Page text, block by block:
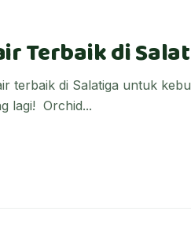
Terbaik di
terbaik di Salatiga untuk
lagi! Orchid...